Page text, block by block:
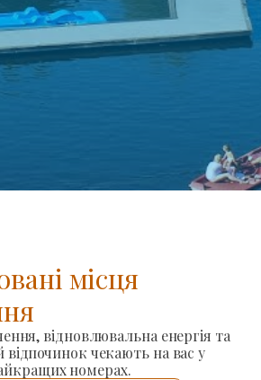
місця
відновлювальна енергія та
чекають на вас у
номерах.